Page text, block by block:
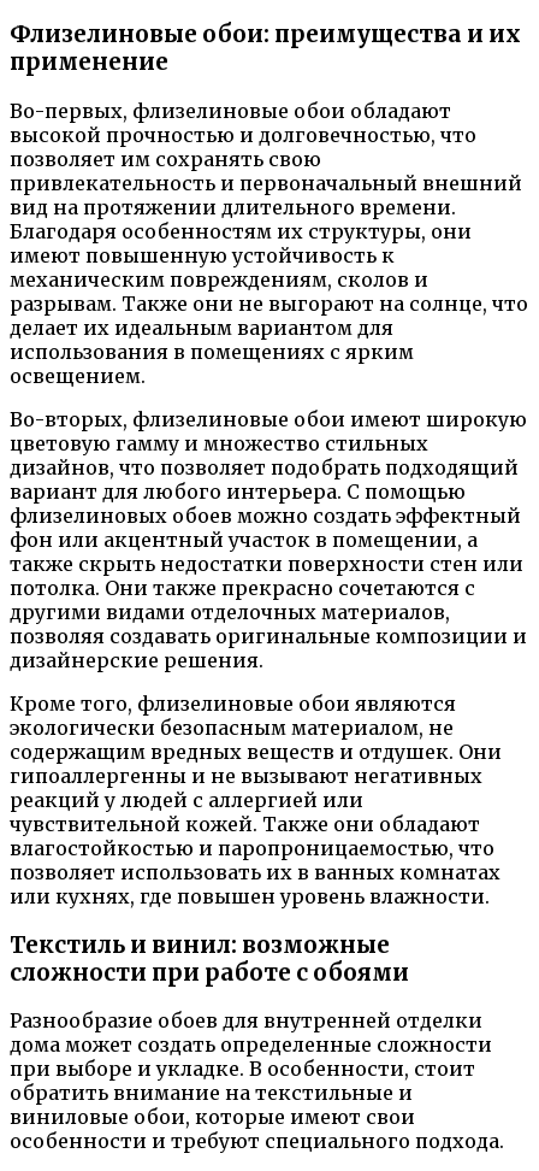
Флизелиновые обои: преимущества и их
применение
Во-первых, флизелиновые обои обладают
высокой прочностью и долговечностью, что
позволяет им сохранять свою
привлекательность и первоначальный внешний
вид на протяжении длительного времени.
Благодаря особенностям их структуры, они
имеют повышенную устойчивость к
механическим повреждениям, сколов и
разрывам. Также они не выгорают на солнце, что
делает их идеальным вариантом для
использования в помещениях с ярким
освещением.
Во-вторых, флизелиновые обои имеют широкую
цветовую гамму и множество стильных
дизайнов, что позволяет подобрать подходящий
вариант для любого интерьера. С помощью
флизелиновых обоев можно создать эффектный
фон или акцентный участок в помещении, а
также скрыть недостатки поверхности стен или
потолка. Они также прекрасно сочетаются с
другими видами отделочных материалов,
позволяя создавать оригинальные композиции и
дизайнерские решения.
Кроме того, флизелиновые обои являются
экологически безопасным материалом, не
содержащим вредных веществ и отдушек. Они
гипоаллергенны и не вызывают негативных
реакций у людей с аллергией или
чувствительной кожей. Также они обладают
влагостойкостью и паропроницаемостью, что
позволяет использовать их в ванных комнатах
или кухнях, где повышен уровень влажности.
Текстиль и винил: возможные
сложности при работе с обоями
Разнообразие обоев для внутренней отделки
дома может создать определенные сложности
при выборе и укладке. В особенности, стоит
обратить внимание на текстильные и
виниловые обои, которые имеют свои
особенности и требуют специального подхода.